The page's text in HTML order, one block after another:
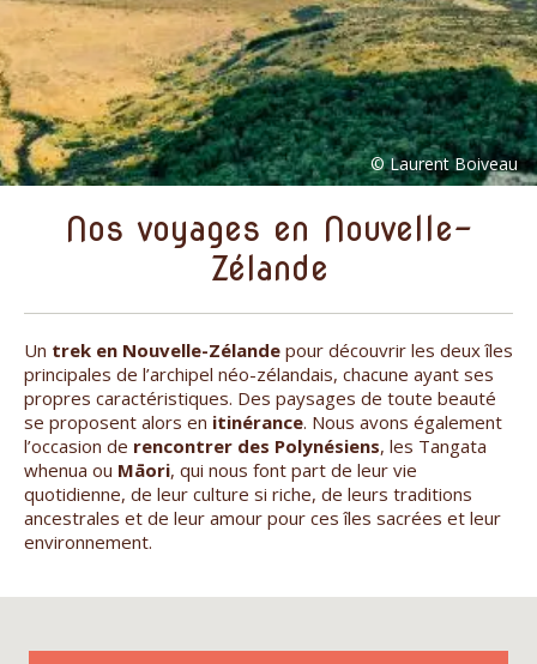
Nos voyages en Nouvelle-
Zélande
Un trek en Nouvelle-Zélande pour découvrir les deux îles
principales de l’archipel néo-zélandais, chacune ayant ses
propres caractéristiques. Des paysages de toute beauté
se proposent alors en itinérance. Nous avons également
l’occasion de rencontrer des Polynésiens, les Tangata
whenua ou Māori, qui nous font part de leur vie
quotidienne, de leur culture si riche, de leurs traditions
ancestrales et de leur amour pour ces îles sacrées et leur
environnement.